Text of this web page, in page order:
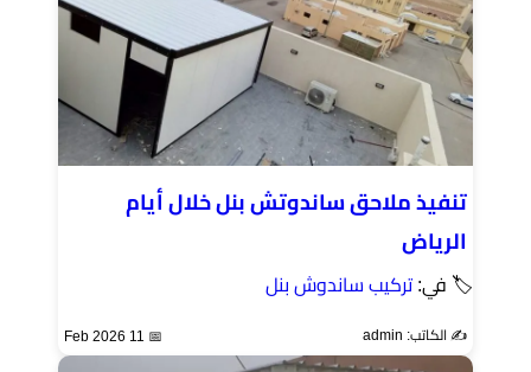
تنفيذ ملاحق ساندوتش بنل خلال أيام
الرياض
🏷 في:تركيب ساندوش بنل
✍️ الكاتب: admin 📅 11 Feb 2026